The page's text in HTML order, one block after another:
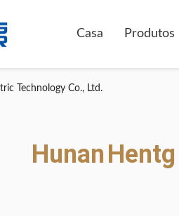
Casa Produtos
Technology Co., Ltd.
HunanHentg